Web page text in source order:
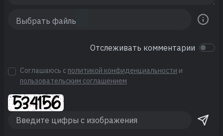
Отслеживать комментарии
Соглашаюсь с политикой конфиденциальности и
пользовательским соглашением